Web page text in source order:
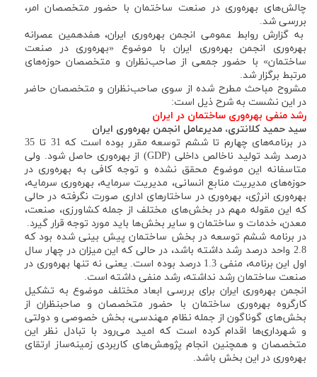
چالش‌های بهره‌وری در صنعت ساختمان با حضور متخصصان امر،
بررسی شد.
به گزارش روابط عمومی انجمن بهره‌وری ایران، هفدهمین عصرانه
بهره‌وری انجمن بهره‌وری ایران با موضوع «بهره‌وری در صنعت
ساختمان» با حضور جمعی از صاحب‌نظران و متخصصان حوزه‌های
مرتبط برگزار شد.
مشروح مباحث مطرح شده از سوی صاحب‌نظران و متخصصان حاضر
در این نشست به شرح ذیل است:
رشد منفی بهره‌وری ساختمان در ایران
سید حمید کلانتری، مدیرعامل انجمن بهره‌وری ایران
در برنامه‌های چهارم تا ششم توسعه مقرر بوده است که 31 تا 35
درصد رشد تولید ناخالص داخلی (GDP) از بهره‌وری حاصل شود. ولی
متاسفانه این موضوع محقق نشده و توجه کافی به بهره‌وری در
حوزه‌های مدیریت منابع انسانی، مدیریت سرمایه، بهره‌وری سرمایه،
بهره‌وری انرژی، بهره‌وری در ساختارهای اداری صورت نگرفته در حالی
که این مقوله مهم در بخش‌های مختلف از جمله کشاورزی، صنعت،
معدن، خدمات و ساختمان و سایر بخش‌ها باید مورد توجه قرار گیرد.
در برنامه ششم توسعه در بخش ساختمان پیش بینی شده بود که
2.8 واحد درصد رشد داشته باشد، در حالی که این میزان در چهار سال
اول این برنامه، منفی 1.3 درصد بوده است. یعنی نه تنها بهره‌وری در
صنعت ساختمان رشد نداشته، رشد منفی داشته است.
انجمن بهره‌وری ایران برای بررسی ابعاد مختلف موضوع به تشکیل
کارگروه بهره‌وری ساختمان با حضور متخصصان و صاحبنظران از
بخش‌های گوناگون از جمله نظام مهندسی، بخش خصوصی و دولتی
و شهرداری‌ها اقدام کرده است که امید می‌رود با تبادل نظر این
متخصصان و همچنین انجام ‌پژوهش‌های کاربردی زمینه‌ساز ارتقای
بهره‌وری در این بخش باشد.